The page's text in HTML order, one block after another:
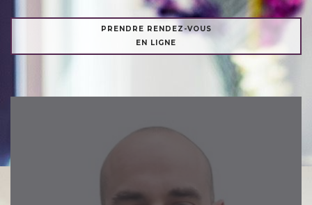
PRENDRE RENDEZ-VOUS
EN LIGNE